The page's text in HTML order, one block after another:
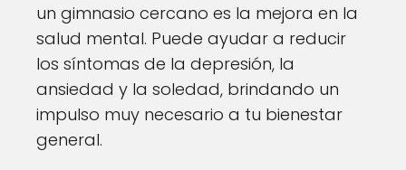
un gimnasio cercano es la mejora en la
salud mental. Puede ayudar a reducir
los síntomas de la depresión, la
ansiedad y la soledad, brindando un
impulso muy necesario a tu bienestar
general.